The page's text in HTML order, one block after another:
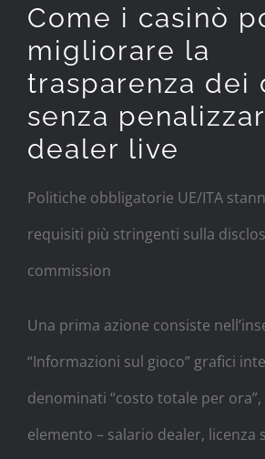
Come i casinò
migliorare la
trasparenza dei
senza
dealer live
Politiche obbligatorie UE/ITA
requisiti più stringenti sulla
commission­​​⁠⁠‌‍ ​​​
Una prima azione consiste
“Informazioni sul gioco” grafici
denominati “costo totale per
elemento – salario dealer, licenza